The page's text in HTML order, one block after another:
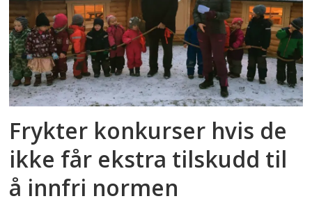
Frykter konkurser hvis de
ikke får ekstra tilskudd til
å innfri normen